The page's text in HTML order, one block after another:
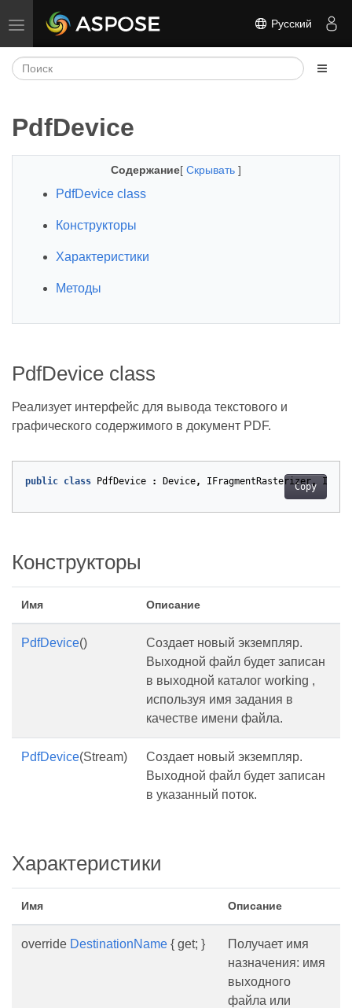
Переключить навигацию Русский
PdfDevice
Содержание[ Скрывать ]
PdfDevice class
Конструкторы
Характеристики
Методы
PdfDevice class
Реализует интерфейс для вывода текстового и
графического содержимого в документ PDF.
Copy
public class PdfDevice : Device, IFragmentRasterizer,
Конструкторы
Имя Описание
PdfDevice()
Создает новый экземпляр.
Выходной файл будет записан
в выходной каталог working ,
используя имя задания в
качестве имени файла.
PdfDevice(Stream)
Создает новый экземпляр.
Выходной файл будет записан
в указанный поток.
Характеристики
Имя Описание
override DestinationName { get; }
Получает имя
назначения: имя
выходного
файла или